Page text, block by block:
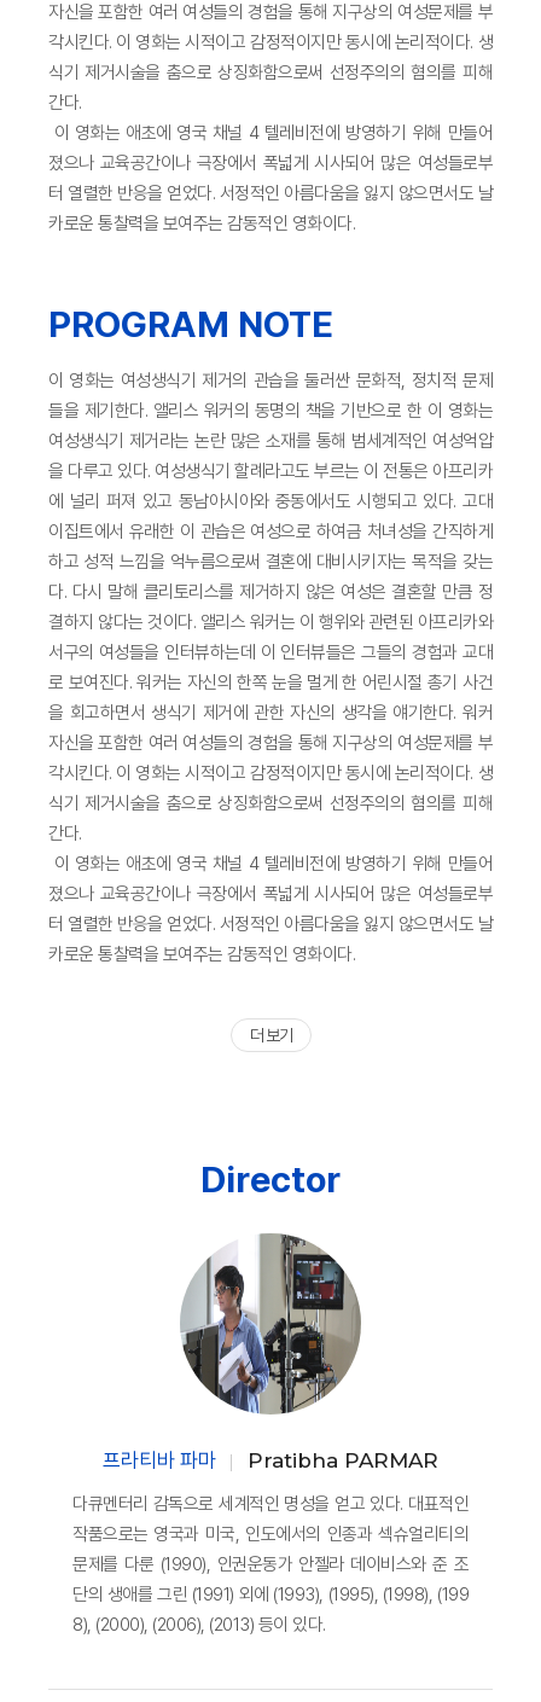
자신을 포함한 여러 여성들의 경험을 통해 지구상의 여성문제를 부
각시킨다. 이 영화는 시적이고 감정적이지만 동시에 논리적이다. 생
식기 제거시술을 춤으로 상징화함으로써 선정주의의 혐의를 피해
간다.
이 영화는 애초에 영국 채널 4 텔레비전에 방영하기 위해 만들어
졌으나 교육공간이나 극장에서 폭넓게 시사되어 많은 여성들로부
터 열렬한 반응을 얻었다. 서정적인 아름다움을 잃지 않으면서도 날
카로운 통찰력을 보여주는 감동적인 영화이다.
PROGRAM NOTE
이 영화는 여성생식기 제거의 관습을 둘러싼 문화적, 정치적 문제
들을 제기한다. 앨리스 워커의 동명의 책을 기반으로 한 이 영화는
여성생식기 제거라는 논란 많은 소재를 통해 범세계적인 여성억압
을 다루고 있다. 여성생식기 할례라고도 부르는 이 전통은 아프리카
에 널리 퍼져 있고 동남아시아와 중동에서도 시행되고 있다. 고대
이집트에서 유래한 이 관습은 여성으로 하여금 처녀성을 간직하게
하고 성적 느낌을 억누름으로써 결혼에 대비시키자는 목적을 갖는
다. 다시 말해 클리토리스를 제거하지 않은 여성은 결혼할 만큼 정
결하지 않다는 것이다. 앨리스 워커는 이 행위와 관련된 아프리카와
서구의 여성들을 인터뷰하는데 이 인터뷰들은 그들의 경험과 교대
로 보여진다. 워커는 자신의 한쪽 눈을 멀게 한 어린시절 총기 사건
을 회고하면서 생식기 제거에 관한 자신의 생각을 얘기한다. 워커
자신을 포함한 여러 여성들의 경험을 통해 지구상의 여성문제를 부
각시킨다. 이 영화는 시적이고 감정적이지만 동시에 논리적이다. 생
식기 제거시술을 춤으로 상징화함으로써 선정주의의 혐의를 피해
간다.
이 영화는 애초에 영국 채널 4 텔레비전에 방영하기 위해 만들어
졌으나 교육공간이나 극장에서 폭넓게 시사되어 많은 여성들로부
터 열렬한 반응을 얻었다. 서정적인 아름다움을 잃지 않으면서도 날
카로운 통찰력을 보여주는 감동적인 영화이다.
더 보기
Director
프라티바 파마 Pratibha PARMAR
다큐멘터리 감독으로 세계적인 명성을 얻고 있다. 대표적인
작품으로는 영국과 미국, 인도에서의 인종과 섹슈얼리티의
문제를 다룬 (1990), 인권운동가 안젤라 데이비스와 준 조
단의 생애를 그린 (1991) 외에 (1993), (1995), (1998), (199
8), (2000), (2006), (2013) 등이 있다.